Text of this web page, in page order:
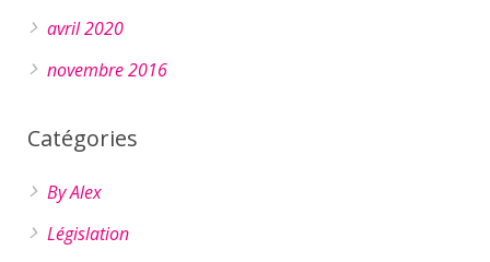
avril 2020
novembre 2016
Catégories
By Alex
Législation